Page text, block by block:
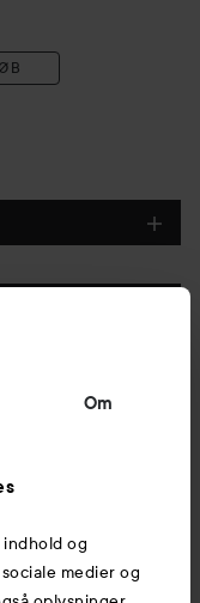
Om
og
medier og